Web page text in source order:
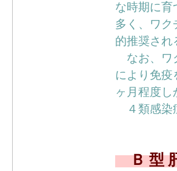
な時期に育
多く、ワク
的推奨され
なお、ワ
により免
ヶ月程度し
４類感染
Ｂ 型